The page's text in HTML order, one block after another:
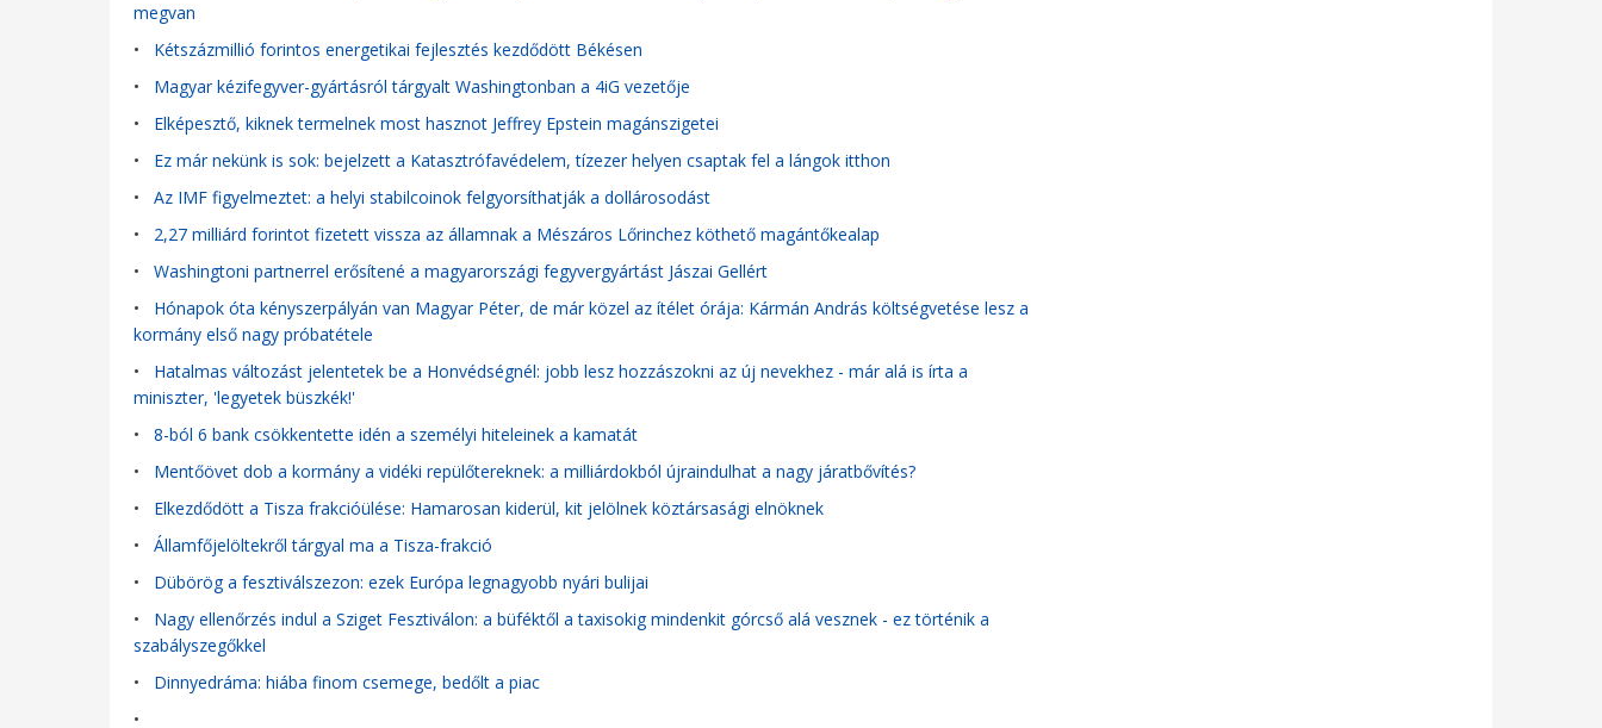
megvan
• Kétszázmillió forintos energetikai fejlesztés kezdődött Békésen
• Magyar kézifegyver-gyártásról tárgyalt Washingtonban a 4iG vezetője
• Elképesztő, kiknek termelnek most hasznot Jeffrey Epstein magánszigetei
• Ez már nekünk is sok: bejelzett a Katasztrófavédelem, tízezer helyen csaptak fel a lángok itthon
• Az IMF figyelmeztet: a helyi stabilcoinok felgyorsíthatják a dollárosodást
• 2,27 milliárd forintot fizetett vissza az államnak a Mészáros Lőrinchez köthető magántőkealap
• Washingtoni partnerrel erősítené a magyarországi fegyvergyártást Jászai Gellért
• Hónapok óta kényszerpályán van Magyar Péter, de már közel az ítélet órája: Kármán András költségvetése lesz a
kormány első nagy próbatétele
• Hatalmas változást jelentetek be a Honvédségnél: jobb lesz hozzászokni az új nevekhez - már alá is írta a
miniszter, 'legyetek büszkék!'
• 8-ból 6 bank csökkentette idén a személyi hiteleinek a kamatát
• Mentőövet dob a kormány a vidéki repülőtereknek: a milliárdokból újraindulhat a nagy járatbővítés?
• Elkezdődött a Tisza frakcióülése: Hamarosan kiderül, kit jelölnek köztársasági elnöknek
• Államfőjelöltekről tárgyal ma a Tisza-frakció
• Dübörög a fesztiválszezon: ezek Európa legnagyobb nyári bulijai
• Nagy ellenőrzés indul a Sziget Fesztiválon: a büféktől a taxisokig mindenkit górcső alá vesznek - ez történik a
szabályszegőkkel
• Dinnyedráma: hiába finom csemege, bedőlt a piac
•